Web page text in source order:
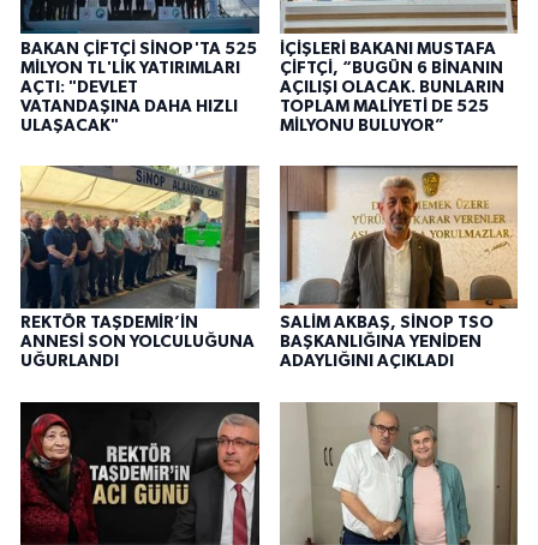
BAKAN ÇİFTÇİ SİNOP'TA 525
MİLYON TL'LİK YATIRIMLARI
AÇTI: "DEVLET
VATANDAŞINA DAHA HIZLI
ULAŞACAK"
İÇİŞLERİ BAKANI MUSTAFA
ÇİFTÇİ, “BUGÜN 6 BİNANIN
AÇILIŞI OLACAK. BUNLARIN
TOPLAM MALİYETİ DE 525
MİLYONU BULUYOR”
REKTÖR TAŞDEMİR’İN
ANNESİ SON YOLCULUĞUNA
UĞURLANDI
SALİM AKBAŞ, SİNOP TSO
BAŞKANLIĞINA YENİDEN
ADAYLIĞINI AÇIKLADI